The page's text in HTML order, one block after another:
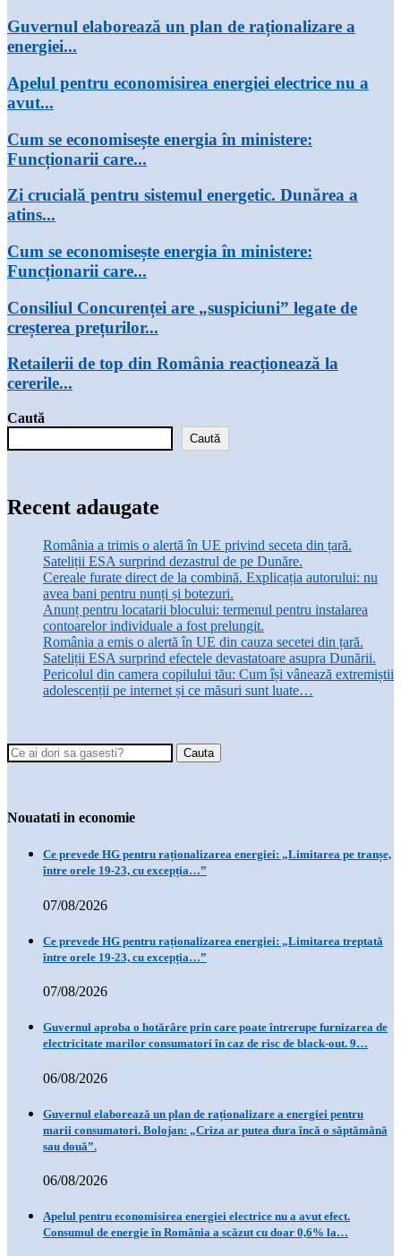
Guvernul elaborează un plan de raționalizare a
energiei...
Apelul pentru economisirea energiei electrice nu a
avut...
Cum se economisește energia în ministere:
Funcționarii care...
Zi crucială pentru sistemul energetic. Dunărea a
atins...
Cum se economisește energia în ministere:
Funcționarii care...
Consiliul Concurenței are „suspiciuni” legate de
creșterea prețurilor...
Retailerii de top din România reacționează la
cererile...
Caută
Caută
Recent adaugate
România a trimis o alertă în UE privind seceta din țară.
Sateliții ESA surprind dezastrul de pe Dunăre.
Cereale furate direct de la combină. Explicația autorului: nu
avea bani pentru nunți și botezuri.
Anunț pentru locatarii blocului: termenul pentru instalarea
contoarelor individuale a fost prelungit.
România a emis o alertă în UE din cauza secetei din țară.
Sateliții ESA surprind efectele devastatoare asupra Dunării.
Pericolul din camera copilului tău: Cum își vânează extremiștii
adolescenții pe internet și ce măsuri sunt luate…
Nouatati in economie
Ce prevede HG pentru raționalizarea energiei: „Limitarea pe tranșe,
între orele 19-23, cu excepția…”
07/08/2026
Ce prevede HG pentru raționalizarea energiei: „Limitarea treptată
între orele 19-23, cu excepția…”
07/08/2026
Guvernul aproba o hotărâre prin care poate întrerupe furnizarea de
electricitate marilor consumatori în caz de risc de black-out. 9…
06/08/2026
Guvernul elaborează un plan de raționalizare a energiei pentru
marii consumatori. Bolojan: „Criza ar putea dura încă o săptămână
sau două”.
06/08/2026
Apelul pentru economisirea energiei electrice nu a avut efect.
Consumul de energie în România a scăzut cu doar 0,6% la…